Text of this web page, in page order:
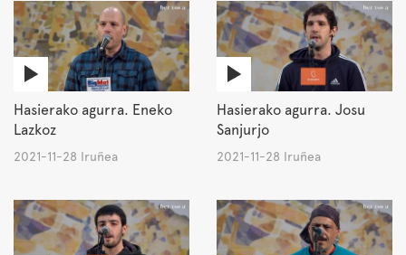
Hasierako agurra. Eneko
Lazkoz
2021-11-28 Iruñea
Hasierako agurra. Josu
Sanjurjo
2021-11-28 Iruñea